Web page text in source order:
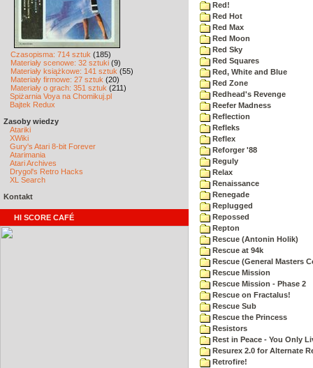
Czasopisma: 714 sztuk (185)
Materiały scenowe: 32 sztuki (9)
Materiały książkowe: 141 sztuk (55)
Materiały firmowe: 27 sztuk (20)
Materiały o grach: 351 sztuk (211)
Spiżarnia Voya na Chomikuj.pl
Bajtek Redux
Zasoby wiedzy
Atariki
XWiki
Gury's Atari 8-bit Forever
Atarimania
Atari Archives
Drygol's Retro Hacks
XL Search
Kontakt
HI SCORE CAFÉ
Red!
Red Hot
Red Max
Red Moon
Red Sky
Red Squares
Red, White and Blue
Red Zone
Redhead's Revenge
Reefer Madness
Reflection
Refleks
Reflex
Reforger '88
Reguly
Relax
Renaissance
Renegade
Replugged
Repossed
Repton
Rescue (Antonin Holik)
Rescue at 94k
Rescue (General Masters
Rescue Mission
Rescue Mission - Phase 2
Rescue on Fractalus!
Rescue Sub
Rescue the Princess
Resistors
Rest in Peace - You Only
Resurex 2.0 for Alternate
Retrofire!